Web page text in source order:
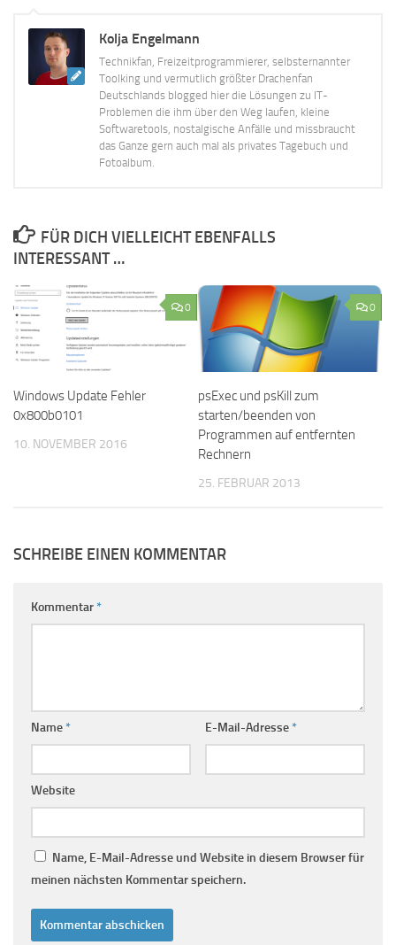
Kolja Engelmann
Technikfan, Freizeitprogrammierer, selbsternannter
Toolking und vermutlich größter Drachenfan
Deutschlands blogged hier die Lösungen zu IT-
Problemen die ihm über den Weg laufen, kleine
Softwaretools, nostalgische Anfälle und missbraucht
das Ganze gern auch mal als privates Tagebuch und
Fotoalbum.
FÜR DICH VIELLEICHT EBENFALLS
INTERESSANT …
0
Windows Update Fehler
0x800b0101
10. NOVEMBER 2016
0
psExec und psKill zum
starten/beenden von
Programmen auf entfernten
Rechnern
25. FEBRUAR 2013
SCHREIBE EINEN KOMMENTAR
Kommentar*
Name* E-Mail-Adresse*
Website
Name, E-Mail-Adresse und Website in diesem Browser für
meinen nächsten Kommentar speichern.